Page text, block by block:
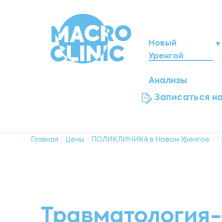
Новый
Уренгой
Нижневартовск
Сургут
Анализы
Записаться
Главная / Цены / ПОЛИКЛИНИКА в Новом Уренгое /